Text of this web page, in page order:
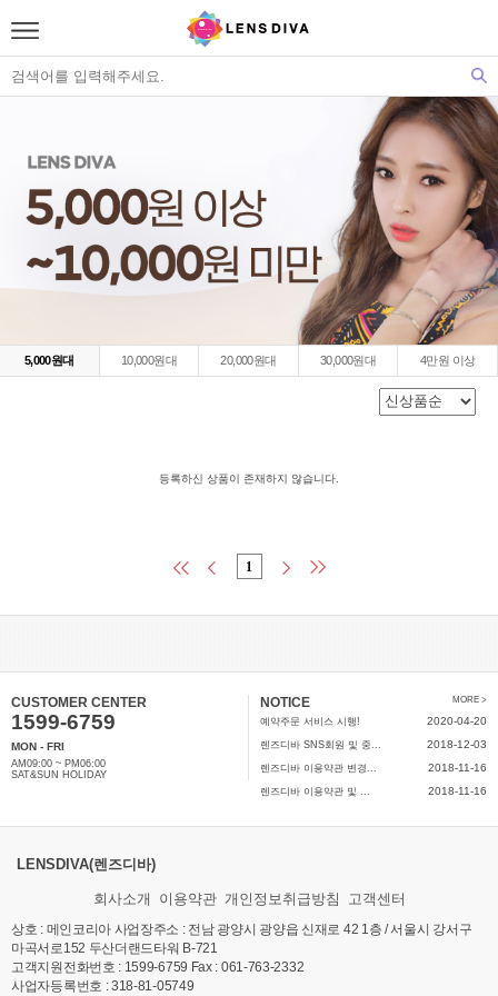
5,000원대 10,000원대 20,000원대 30,000원대 4만원 이상
등록하신 상품이 존재하지 않습니다.
1
CUSTOMER CENTER
1599-6759
MON - FRI
AM09:00 ~ PM06:00
SAT&SUN HOLIDAY
NOTICE MORE >
예약주문 서비스 시행! 2020-04-20
렌즈디바 SNS회원 및 중... 2018-12-03
렌즈디바 이용약관 변경... 2018-11-16
렌즈디바 이용약관 및 ... 2018-11-16
LENSDIVA(렌즈디바)
회사소개 이용약관 개인정보취급방침 고객센터
상호 : 메인코리아 사업장주소 : 전남 광양시 광양읍 신재로 42 1층 / 서울시 강서구
마곡서로152 두산더랜드타워 B-721
고객지원전화번호 : 1599-6759 Fax : 061-763-2332
사업자등록번호 : 318-81-05749